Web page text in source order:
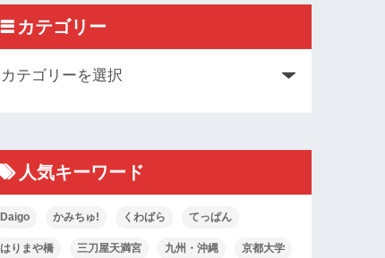
カテゴリー
人気キーワード
Daigo かみちゅ! くわばら てっぱん
はりまや橋 三刀屋天満宮 九州・沖縄 京都大学